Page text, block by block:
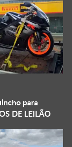
para
DE LEILÃO